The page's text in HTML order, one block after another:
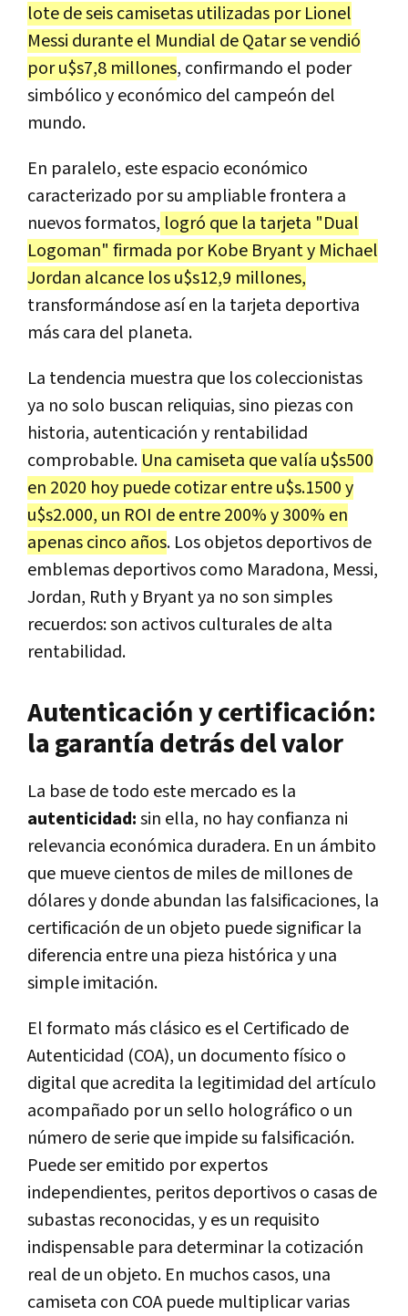
lote de seis camisetas utilizadas por Lionel
Messi durante el Mundial de Qatar se vendió
por u$s7,8 millones, confirmando el poder
simbólico y económico del campeón del
mundo.
En paralelo, este espacio económico
caracterizado por su ampliable frontera a
nuevos formatos, logró que la tarjeta "Dual
Logoman" firmada por Kobe Bryant y Michael
Jordan alcance los u$s12,9 millones,
transformándose así en la tarjeta deportiva
más cara del planeta.
La tendencia muestra que los coleccionistas
ya no solo buscan reliquias, sino piezas con
historia, autenticación y rentabilidad
comprobable. Una camiseta que valía u$s500
en 2020 hoy puede cotizar entre u$s.1500 y
u$s2.000, un ROI de entre 200% y 300% en
apenas cinco años. Los objetos deportivos de
emblemas deportivos como Maradona, Messi,
Jordan, Ruth y Bryant ya no son simples
recuerdos: son activos culturales de alta
rentabilidad.
Autenticación y certificación:
la garantía detrás del valor
La base de todo este mercado es la
autenticidad:sin ella, no hay confianza ni
relevancia económica duradera. En un ámbito
que mueve cientos de miles de millones de
dólares y donde abundan las falsificaciones, la
certificación de un objeto puede significar la
diferencia entre una pieza histórica y una
simple imitación.
El formato más clásico es el Certificado de
Autenticidad (COA), un documento físico o
digital que acredita la legitimidad del artículo
acompañado por un sello holográfico o un
número de serie que impide su falsificación.
Puede ser emitido por expertos
independientes, peritos deportivos o casas de
subastas reconocidas, y es un requisito
indispensable para determinar la cotización
real de un objeto. En muchos casos, una
camiseta con COA puede multiplicar varias